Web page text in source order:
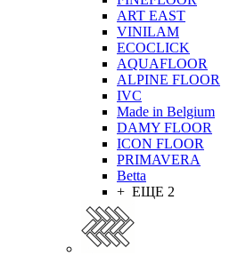
ART EAST
VINILAM
ECOCLICK
AQUAFLOOR
ALPINE FLOOR
IVC
Made in Belgium
DAMY FLOOR
ICON FLOOR
PRIMAVERA
Betta
+ ЕЩЕ 2